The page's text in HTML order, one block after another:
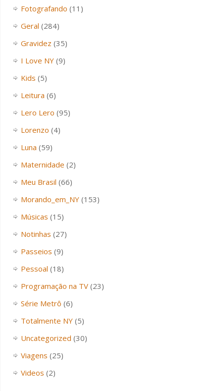
Fotografando (11)
Geral (284)
Gravidez (35)
I Love NY(9)
Kids (5)
Leitura (6)
Lero Lero (95)
Lorenzo (4)
Luna (59)
Maternidade (2)
Meu Brasil (66)
Morando_em_NY(153)
Músicas (15)
Notinhas (27)
Passeios (9)
Pessoal (18)
Programação na TV(23)
Série Metrô (6)
Totalmente NY(5)
Uncategorized (30)
Viagens (25)
Videos (2)